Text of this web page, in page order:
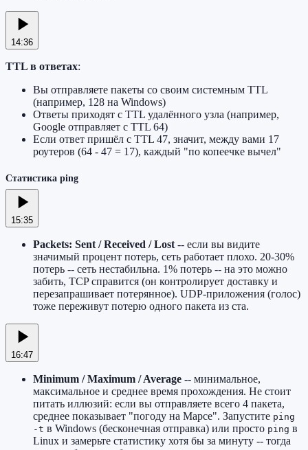
14:36
TTL в ответах:
Вы отправляете пакеты со своим системным TTL
(например, 128 на Windows)
Ответы приходят с TTL удалённого узла (например,
Google отправляет с TTL 64)
Если ответ пришёл с TTL 47, значит, между вами 17
роутеров (64 - 47 = 17), каждый "по копеечке вычел"
Статистика ping
15:35
Packets: Sent / Received / Lost -- если вы видите
значимый процент потерь, сеть работает плохо. 20-30%
потерь -- сеть нестабильна. 1% потерь -- на это можно
забить, TCP справится (он контролирует доставку и
перезапрашивает потерянное). UDP-приложения (голос)
тоже переживут потерю одного пакета из ста.
16:47
Minimum / Maximum / Average -- минимальное,
максимальное и среднее время прохождения. Не стоит
питать иллюзий: если вы отправляете всего 4 пакета,
среднее показывает "погоду на Марсе". Запустите ping
-t в Windows (бесконечная отправка) или просто ping в
Linux и замерьте статистику хотя бы за минуту -- тогда